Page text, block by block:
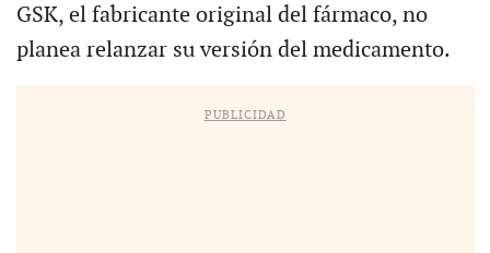
GSK, el fabricante original del fármaco, no
planea relanzar su versión del medicamento.
PUBLICIDAD